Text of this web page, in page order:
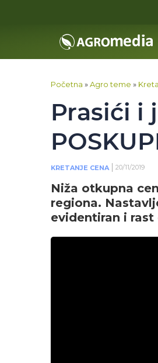
Početna »Agro teme »
Prasići i
KRETANJE CENA 20/11/2019
Niža otkupna
regiona.
evidentiran i